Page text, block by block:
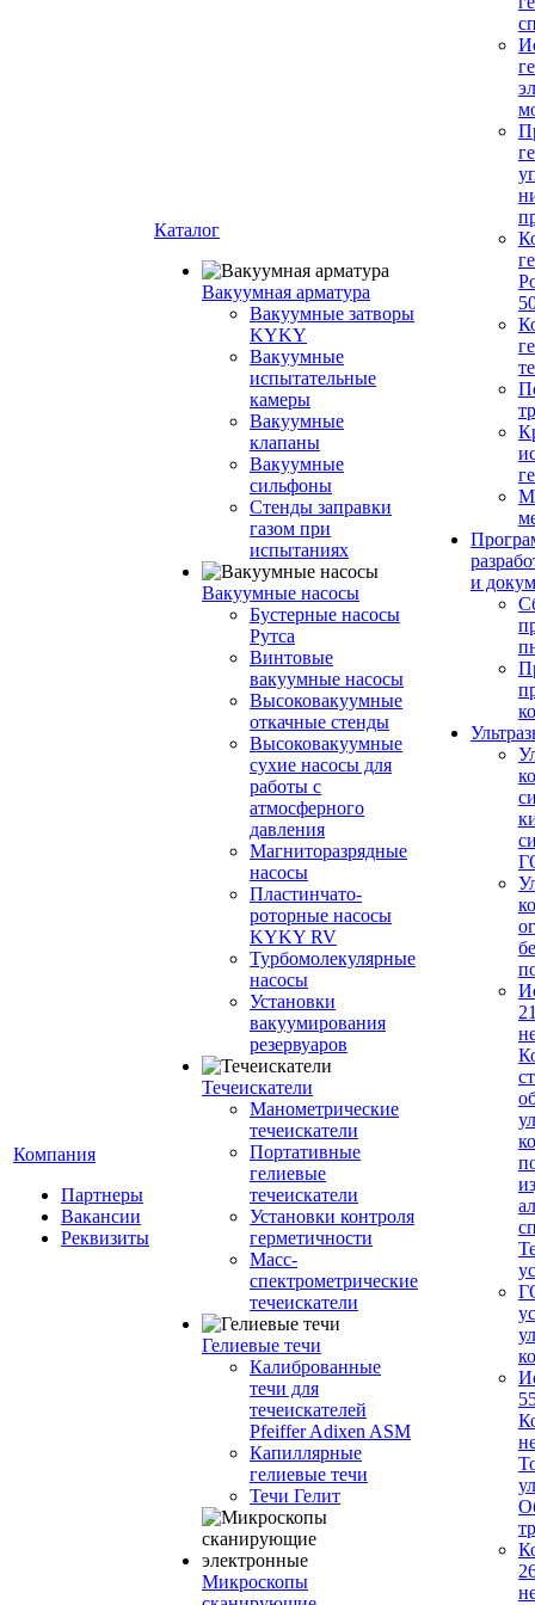
Компания
Партнеры
Вакансии
Реквизиты
Каталог
Вакуумная арматура
Вакуумные затворы
KYKY
Вакуумные
испытательные
камеры
Вакуумные
клапаны
Вакуумные
сильфоны
Стенды заправки
газом при
испытаниях
Вакуумные насосы
Бустерные насосы
Рутса
Винтовые
вакуумные насосы
Высоковакуумные
откачные стенды
Высоковакуумные
сухие насосы для
работы с
атмосферного
давления
Магниторазрядные
насосы
Пластинчато-
роторные насосы
KYKY RV
Турбомолекулярные
насосы
Установки
вакуумирования
резервуаров
Течеискатели
Манометрические
течеискатели
Портативные
гелиевые
течеискатели
Установки контроля
герметичности
Масс-
спектрометрические
течеискатели
Гелиевые течи
Калиброванные
течи для
течеискателей
Pfeiffer Adixen ASM
Капиллярные
гелиевые течи
Течи Гелит
Микроскопы
и